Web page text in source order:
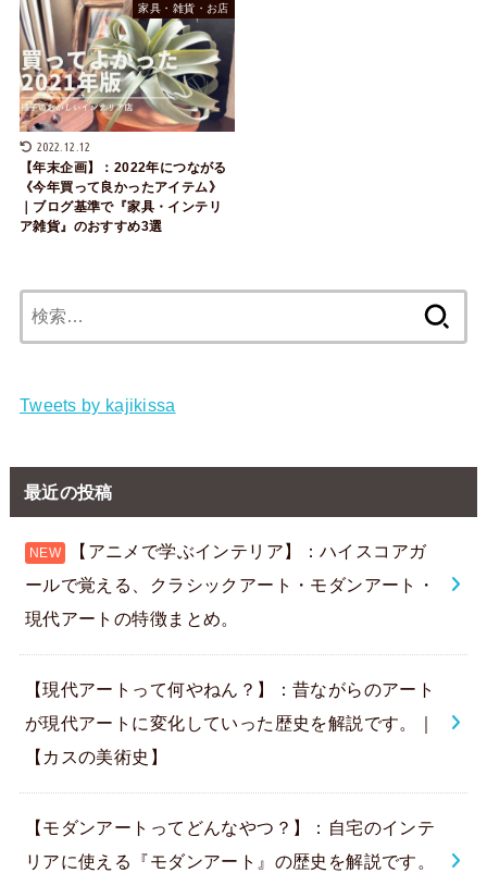
家具・雑貨・お店
2022.12.12
【年末企画】：2022年につながる
《今年買って良かったアイテム》
｜ブログ基準で『家具・インテリ
ア雑貨』のおすすめ3選
索:
Tweets by kajikissa
最近の投稿
【アニメで学ぶインテリア】：ハイスコアガ
ールで覚える、クラシックアート・モダンアート・
現代アートの特徴まとめ。
【現代アートって何やねん？】：昔ながらのアート
が現代アートに変化していった歴史を解説です。｜
【カスの美術史】
【モダンアートってどんなやつ？】：自宅のインテ
リアに使える『モダンアート』の歴史を解説です。